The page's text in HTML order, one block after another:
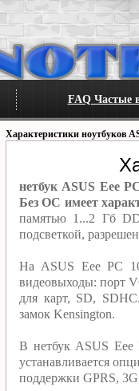
FAQ Частые
Характеристики ноутбуков
нетбук ASUS Eee
Без ОС имеет
памятью 1...2 Гб
подсветкой,
На ASUS Eee PC
видеовыходы: порт
для карт, SD,
замок Kensington.
В нетбук ASUS Eee
устанавливается
поддержки GPRS,